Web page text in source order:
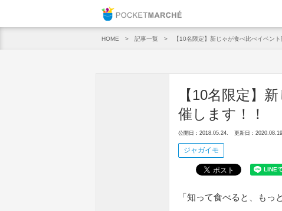
HOME 記事一覧 【10名限定】新じゃが食べ比べイベント
【10名限定】
催します！！
公開日：2018.05.24. 更新日：
ジャガイモ
「知って食べると、もっ